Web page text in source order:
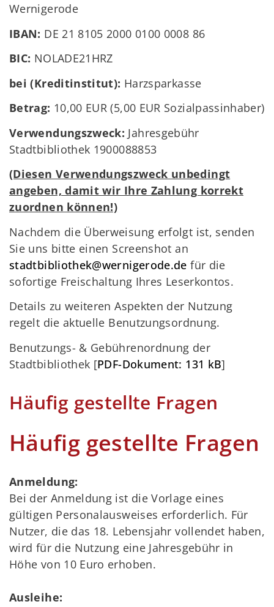
Wernigerode
IBAN: DE 21 8105 2000 0100 0008 86
BIC: NOLADE21HRZ
bei (Kreditinstitut): Harzsparkasse
Betrag: 10,00 EUR (5,00 EUR Sozialpassinhaber)
Verwendungszweck: Jahresgebühr
Stadtbibliothek 1900088853
(Diesen Verwendungszweck unbedingt
angeben, damit wir Ihre Zahlung korrekt
zuordnen können!)
Nachdem die Überweisung erfolgt ist, senden
Sie uns bitte einen Screenshot an
stadtbibliothek@wernigerode.de für die
sofortige Freischaltung Ihres Leserkontos.
Details zu weiteren Aspekten der Nutzung
regelt die aktuelle Benutzungsordnung.
Benutzungs- & Gebührenordnung der
Stadtbibliothek [PDF-Dokument: 131 kB]
Häufig gestellte Fragen
Häufig gestellte Fragen
Anmeldung:
Bei der Anmeldung ist die Vorlage eines
gültigen Personalausweises erforderlich. Für
Nutzer, die das 18. Lebensjahr vollendet haben,
wird für die Nutzung eine Jahresgebühr in
Höhe von 10 Euro erhoben.
Ausleihe: